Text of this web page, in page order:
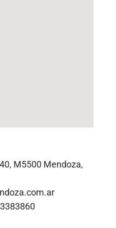
M5500 Mendoza,